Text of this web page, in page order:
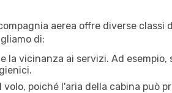
aerea offre diverse classi
di:
la vicinanza ai servizi. Ad esempio,
poiché l'aria della cabina può